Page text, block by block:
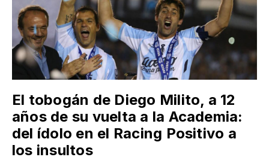
El tobogán de Diego Milito, a 12
años de su vuelta a la Academia:
del ídolo en el Racing Positivo a
los insultos